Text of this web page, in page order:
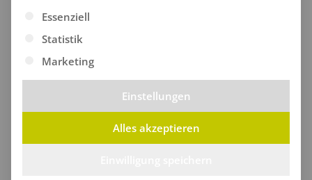
Grammatur:190/195 g/m²
Zertifikate: Faire Arbeitsbedingungen|Oeko-Tex 100
Größentabelle
Es folgt eine Liste der Service-Gruppen, für die eine
Essenziell
Statistik
Marketing
Einstellungen
Alles akzeptieren